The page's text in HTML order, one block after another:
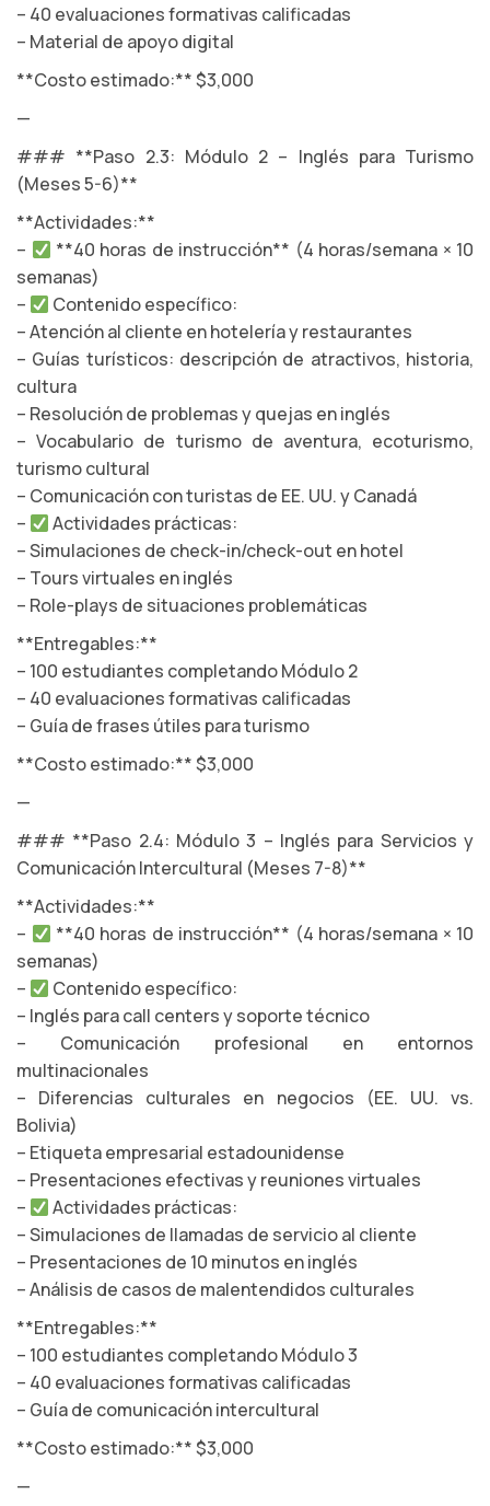
– 40 evaluaciones formativas calificadas
– Material de apoyo digital
**Costo estimado:** $3,000
—
### **Paso 2.3: Módulo 2 – Inglés para Turismo
(Meses 5-6)**
**Actividades:**
–
**40 horas de instrucción** (4 horas/semana × 10
semanas)
–
Contenido específico:
– Atención al cliente en hotelería y restaurantes
– Guías turísticos: descripción de atractivos, historia,
cultura
– Resolución de problemas y quejas en inglés
– Vocabulario de turismo de aventura, ecoturismo,
turismo cultural
– Comunicación con turistas de EE. UU. y Canadá
–
Actividades prácticas:
– Simulaciones de check-in/check-out en hotel
– Tours virtuales en inglés
– Role-plays de situaciones problemáticas
**Entregables:**
– 100 estudiantes completando Módulo 2
– 40 evaluaciones formativas calificadas
– Guía de frases útiles para turismo
**Costo estimado:** $3,000
—
### **Paso 2.4: Módulo 3 – Inglés para Servicios y
Comunicación Intercultural (Meses 7-8)**
**Actividades:**
–
**40 horas de instrucción** (4 horas/semana × 10
semanas)
–
Contenido específico:
– Inglés para call centers y soporte técnico
– Comunicación profesional en entornos
multinacionales
– Diferencias culturales en negocios (EE. UU. vs.
Bolivia)
– Etiqueta empresarial estadounidense
– Presentaciones efectivas y reuniones virtuales
–
Actividades prácticas:
– Simulaciones de llamadas de servicio al cliente
– Presentaciones de 10 minutos en inglés
– Análisis de casos de malentendidos culturales
**Entregables:**
– 100 estudiantes completando Módulo 3
– 40 evaluaciones formativas calificadas
– Guía de comunicación intercultural
**Costo estimado:** $3,000
—